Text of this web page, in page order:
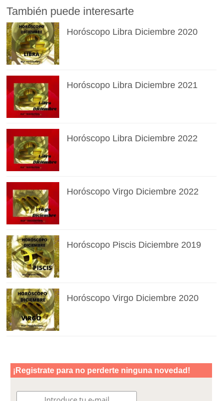
También puede interesarte
Horóscopo Libra Diciembre 2020
Horóscopo Libra Diciembre 2021
Horóscopo Libra Diciembre 2022
Horóscopo Virgo Diciembre 2022
Horóscopo Piscis Diciembre 2019
Horóscopo Virgo Diciembre 2020